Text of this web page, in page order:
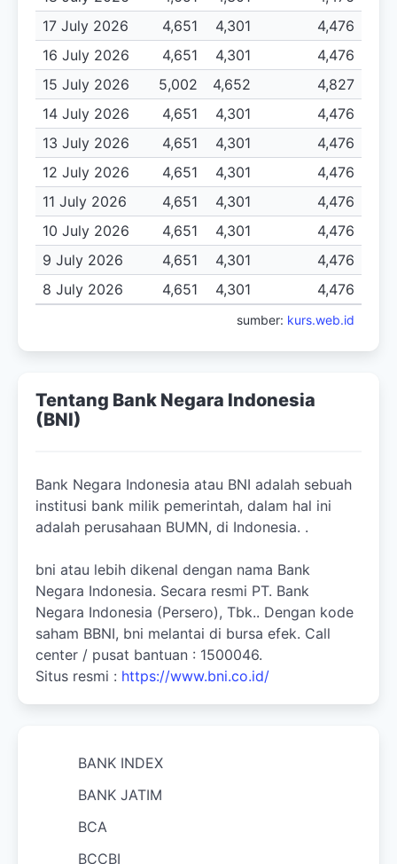
17 July 2026
4,651 4,301
4,476
16 July 2026
4,651 4,301
4,476
15 July 2026
5,002 4,652
4,827
14 July 2026
4,651 4,301
4,476
13 July 2026
4,651 4,301
4,476
12 July 2026
4,651 4,301
4,476
11 July 2026
4,651 4,301
4,476
10 July 2026
4,651 4,301
4,476
9 July 2026
4,651 4,301
4,476
8 July 2026
4,651 4,301 4,476
sumber: kurs.web.id
Tentang Bank Negara Indonesia
(BNI)
Bank Negara Indonesia atau BNI adalah sebuah
institusi bank milik pemerintah, dalam hal ini
adalah perusahaan BUMN, di Indonesia. .
bni atau lebih dikenal dengan nama Bank
Negara Indonesia. Secara resmi PT. Bank
Negara Indonesia (Persero), Tbk.. Dengan kode
saham BBNI, bni melantai di bursa efek. Call
center / pusat bantuan : 1500046.
Situs resmi : https://www.bni.co.id/
BANK INDEX
BANK JATIM
BCA
BCCBI